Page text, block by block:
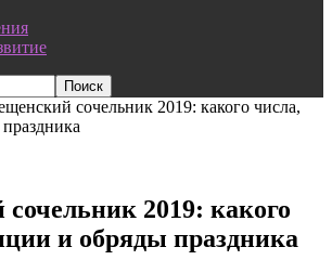
сочельник 2019: какого числа,
2019: какого
и обряды праздника